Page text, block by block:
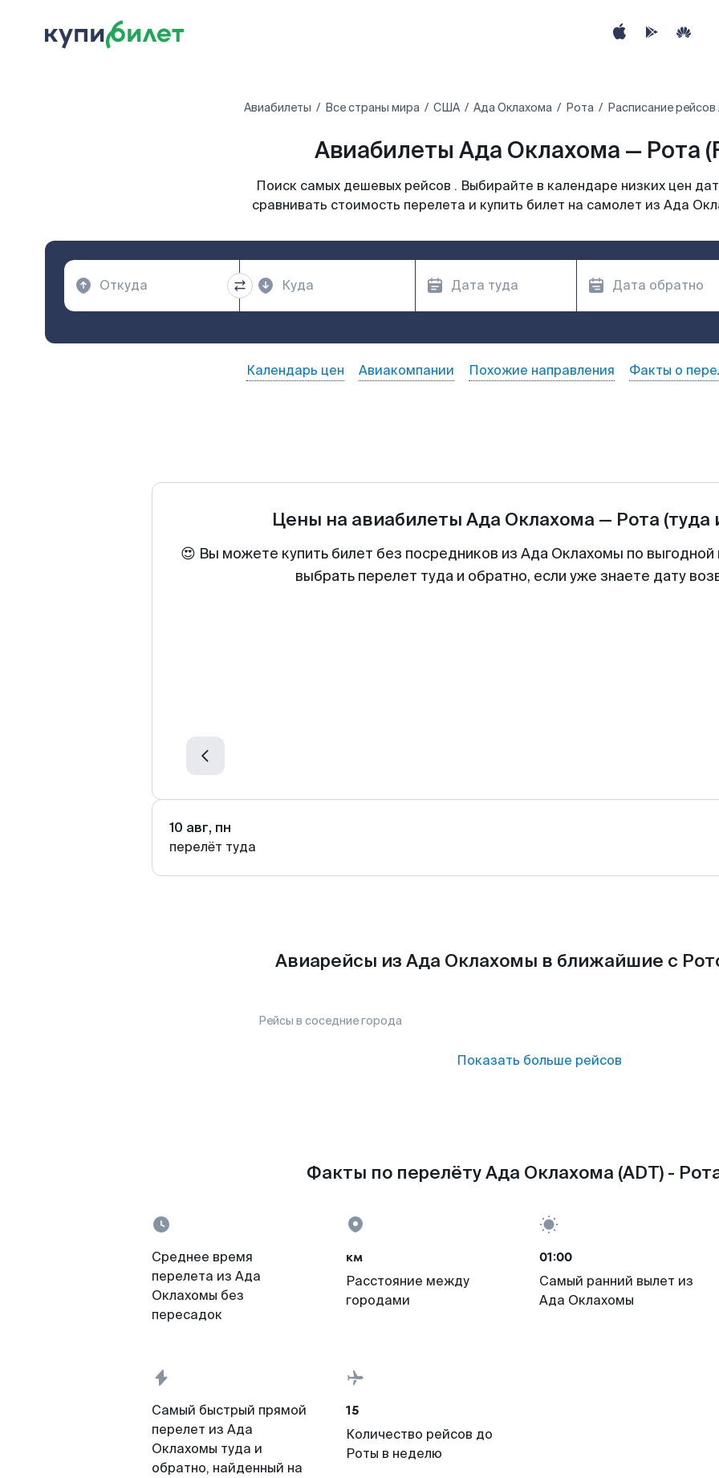
Авиабилеты Все страны мира США Ада Оклахома Рота Расписание
Авиабилеты Ада Оклахома — Рота
Поиск самых дешевых рейсов . Выбирайте в календаре низких цен
сравнивать стоимость перелета и купить билет на самолет из Ада
Календарь цен Авиакомпании Похожие направления Факты о
Цены на авиабилеты Ада Оклахома — Рота (туда
😍 Вы можете купить билет без посредников из Ада Оклахомы по
выбрать перелет туда и обратно, если уже знаете дату
10 авг, пн
перелёт туда
Авиарейсы из Ада Оклахомы в ближайшие с
Рейсы в соседние города
Показать больше рейсов
Факты по перелёту Ада Оклахома (ADT) -
Среднее время
перелета из Ада
Оклахомы без
пересадок
км
Расстояние между
городами
01:00
Самый ранний вылет из
Ада Оклахомы
Самый быстрый прямой
перелет из Ада
Оклахомы туда и
обратно, найденный на
15
Количество рейсов до
Роты в неделю